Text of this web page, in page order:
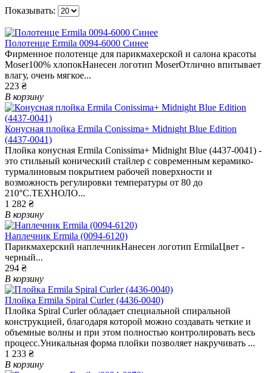
Показывать:
Полотенце Ermila 0094-6000 Синее
Фирменное полотенце для парикмахерской и салона красоты
Moser100% хлопокНанесен логотип MoserОтлично впитывает
влагу, очень мягкое...
223 ₴
В корзину
Конусная плойка Ermila Conissima+ Midnight Blue Edition
(4437-0041)
Плойка конусная Ermila Conissima+ Midnight Blue (4437-0041) -
это стильный конический стайлер с современным керамико-
турмалиновым покрытием рабочей поверхности и
возможность регулировки температуры от 80 до
210°C.ТЕХНОЛО...
1 282 ₴
В корзину
Наплечник Ermila (0094-6120)
Парикмахерский наплечникНанесен логотип ErmilaЦвет -
черный...
294 ₴
В корзину
Плойка Ermila Spiral Curler (4436-0040)
Плойка Spiral Curler обладает специальной спиральной
конструкцией, благодаря которой можно создавать четкие и
объемные волны и при этом полностью контролировать весь
процесс.Уникальная форма плойки позволяет накручивать ...
1 233 ₴
В корзину